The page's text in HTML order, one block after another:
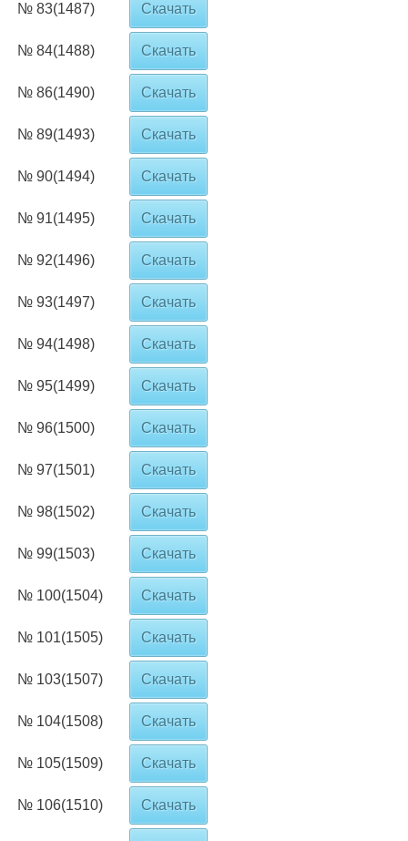
№ 83(1487) Скачать
№ 84(1488) Скачать
№ 86(1490) Скачать
№ 89(1493) Скачать
№ 90(1494) Скачать
№ 91(1495) Скачать
№ 92(1496) Скачать
№ 93(1497) Скачать
№ 94(1498) Скачать
№ 95(1499) Скачать
№ 96(1500) Скачать
№ 97(1501) Скачать
№ 98(1502) Скачать
№ 99(1503) Скачать
№ 100(1504) Скачать
№ 101(1505) Скачать
№ 103(1507) Скачать
№ 104(1508) Скачать
№ 105(1509) Скачать
№ 106(1510) Скачать